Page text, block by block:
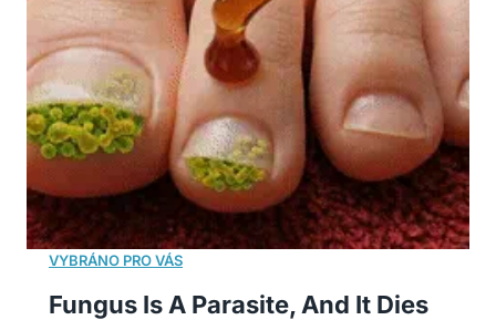
Fungus Is A Parasite, And It Dies